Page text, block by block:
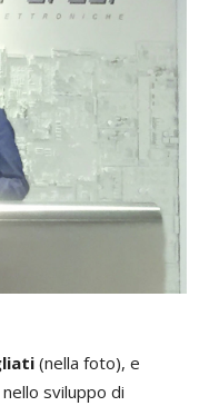
(nella foto), e
sviluppo di